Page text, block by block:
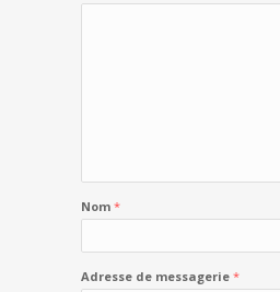
Nom *
Adresse de messagerie *